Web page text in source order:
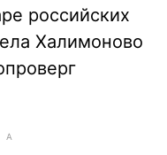
российских
Халимоново